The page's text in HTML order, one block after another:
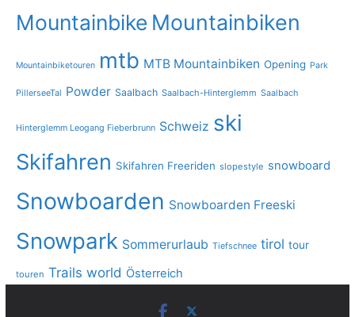
Mountainbike Mountainbiken
Mountainbiketouren mtb MTB Mountainbiken Opening Park
PillerseeTal Powder Saalbach Saalbach-Hinterglemm Saalbach
Hinterglemm Leogang Fieberbrunn Schweiz ski
Skifahren Skifahren Freeriden slopestyle snowboard
Snowboarden Snowboarden Freeski
Snowpark Sommerurlaub Tiefschnee tirol tour
touren Trails world Österreich